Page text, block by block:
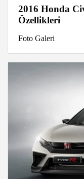
2016 Honda
Özellikleri
Foto Galeri